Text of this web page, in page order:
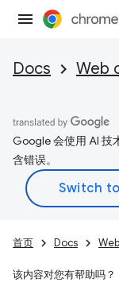
Docs Web
Google 会使用 AI 技
含错误。
首页 Docs
该内容对您有帮助吗？